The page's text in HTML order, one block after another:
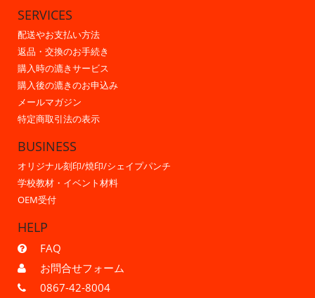
SERVICES
配送やお支払い方法
返品・交換のお手続き
購入時の漉きサービス
購入後の漉きのお申込み
メールマガジン
特定商取引法の表示
BUSINESS
オリジナル刻印/焼印/シェイプパンチ
学校教材・イベント材料
OEM受付
HELP
FAQ
お問合せフォーム
0867-42-8004